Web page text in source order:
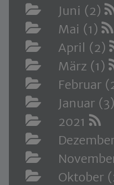
Juni (2)
Mai (1)
April (2)
März (1)
Februar
Januar (3)
2021
Oktober